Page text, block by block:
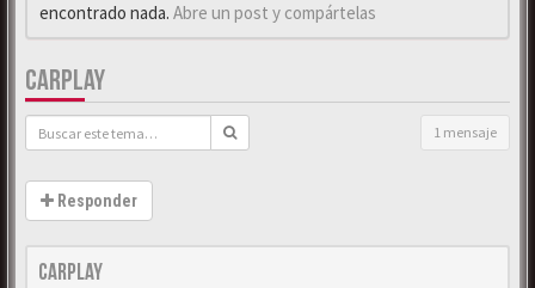
encontrado nada. Abre un post y compártelas
CARPLAY
1 mensaje
Responder
Carplay